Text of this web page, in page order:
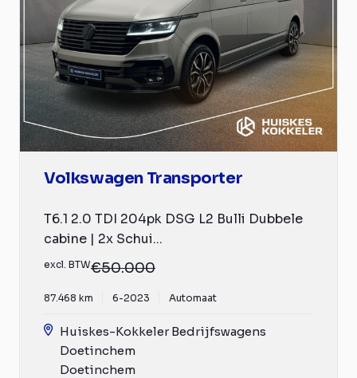
Volkswagen Transporter
T6.1 2.0 TDI 204pk DSG L2 Bulli Dubbele
cabine | 2x Schui...
excl. BTW€50.000
87.468 km 6-2023 Automaat
Huiskes-Kokkeler Bedrijfswagens
Doetinchem
Doetinchem